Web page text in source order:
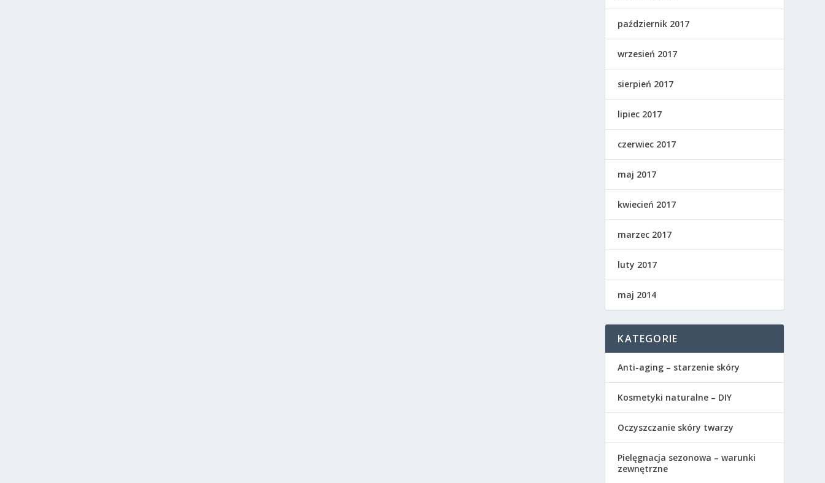
październik 2017
wrzesień 2017
sierpień 2017
lipiec 2017
czerwiec 2017
maj 2017
kwiecień 2017
marzec 2017
luty 2017
maj 2014
KATEGORIE
Anti-aging – starzenie skóry
Kosmetyki naturalne – DIY
Oczyszczanie skóry twarzy
Pielęgnacja sezonowa – warunki
zewnętrzne